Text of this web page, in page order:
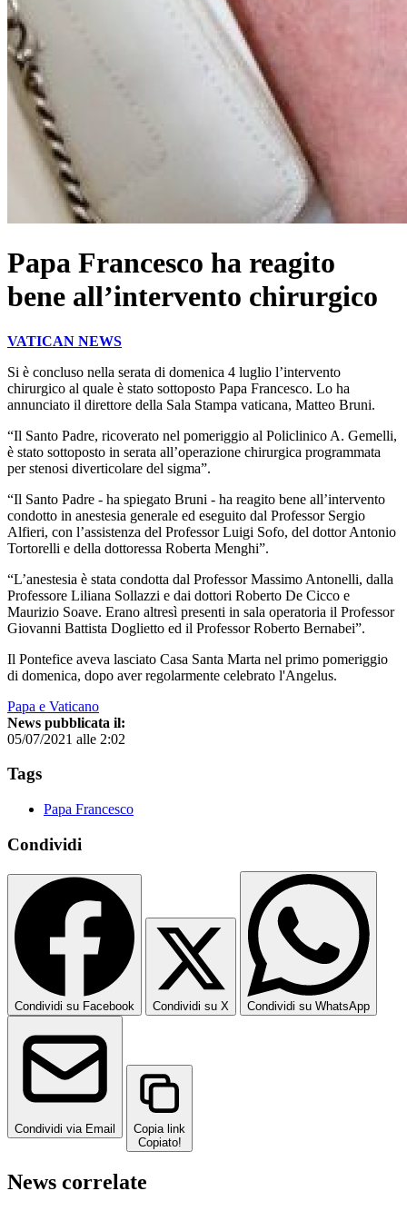
Papa Francesco ha reagito
bene all’intervento chirurgico
VATICAN NEWS
Si è concluso nella serata di domenica 4 luglio l’intervento
chirurgico al quale è stato sottoposto Papa Francesco. Lo ha
annunciato il direttore della Sala Stampa vaticana, Matteo Bruni.
“Il Santo Padre, ricoverato nel pomeriggio al Policlinico A. Gemelli,
è stato sottoposto in serata all’operazione chirurgica programmata
per stenosi diverticolare del sigma”.
“Il Santo Padre - ha spiegato Bruni - ha reagito bene all’intervento
condotto in anestesia generale ed eseguito dal Professor Sergio
Alfieri, con l’assistenza del Professor Luigi Sofo, del dottor Antonio
Tortorelli e della dottoressa Roberta Menghi”.
“L’anestesia è stata condotta dal Professor Massimo Antonelli, dalla
Professore Liliana Sollazzi e dai dottori Roberto De Cicco e
Maurizio Soave. Erano altresì presenti in sala operatoria il Professor
Giovanni Battista Doglietto ed il Professor Roberto Bernabei”.
Il Pontefice aveva lasciato Casa Santa Marta nel primo pomeriggio
di domenica, dopo aver regolarmente celebrato l'Angelus.
Papa e Vaticano
News pubblicata il:
05/07/2021 alle 2:02
Tags
Papa Francesco
Condividi
Condividi su Facebook Condividi su X Condividi su WhatsApp
Condividi via Email
Copia link
Copiato!
News correlate